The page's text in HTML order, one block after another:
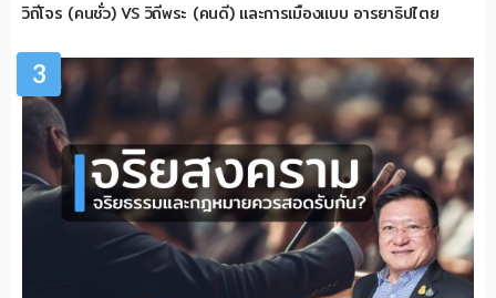
วิถีโจร (คนชั่ว) VS วิถีพระ (คนดี) และการเมืองแบบ อารยาธิปไตย
3